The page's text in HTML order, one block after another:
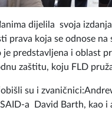
dijelila svoja
prava koja se odnose
predstavljena i oblast
zaštitu, koju FLD
su i
a David Barth, kao i